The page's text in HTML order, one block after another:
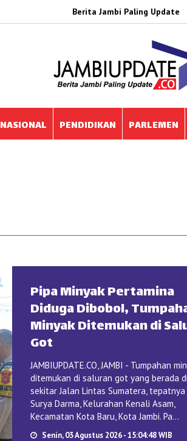
Berita Jambi Paling Update
NASIONAL PENDIDIKAN PARLEMEN
Pipa Minyak Pertamina
Diduga Dibobol,
Minyak Ditemukan di
Got
JAMBIUPDATE.CO, JAMBI - Tumpahan
ditemukan di saluran got yang berada di
sekitar Jalan Lintas Sumatera, tepatnya
Surya Darma, Kelurahan Kenali Asam,
Kecamatan Kota Baru, Kota Jambi. Pa...
Senin, 03 Agustus 2026 - 15:04:48 WIB